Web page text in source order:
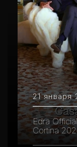
21 января
Edra
Cortina